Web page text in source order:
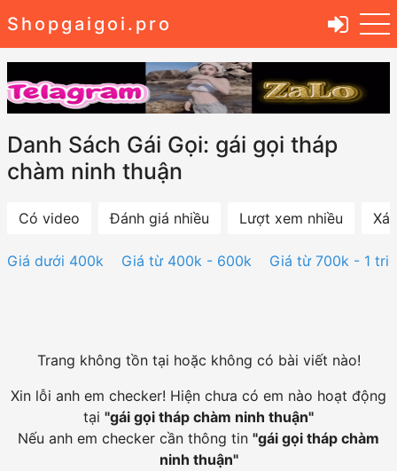
Shopgaigoi.pro
Danh Sách Gái Gọi: gái gọi tháp
chàm ninh thuận
Có video Đánh giá nhiều Lượt xem nhiều
Giá dưới 400k Giá từ 400k - 600k Giá từ 700k - 1
Trang không tồn tại hoặc không có bài viết nào!
Xin lỗi anh em checker! Hiện chưa có em nào hoạt động
tại "gái gọi tháp chàm ninh thuận"
Nếu anh em checker cần thông tin "gái gọi tháp chàm
ninh thuận"